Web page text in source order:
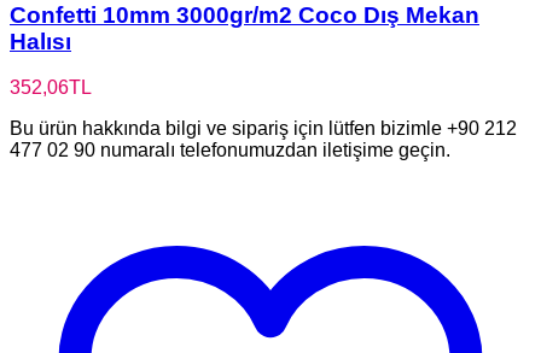
Confetti 10mm 3000gr/m2 Coco Dış Mekan
Halısı
352,06TL
Bu ürün hakkında bilgi ve sipariş için lütfen bizimle +90 212
477 02 90 numaralı telefonumuzdan iletişime geçin.